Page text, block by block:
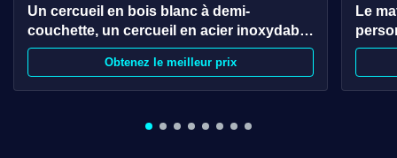
Un cercueil en bois blanc à demi-
couchette, un cercueil en acier inoxydable
pour une durabilité exceptionnelle.
Obtenez le meilleur prix
Le